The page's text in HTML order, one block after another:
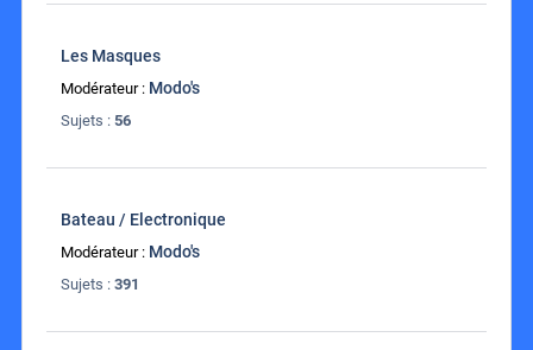
Les Masques
Modérateur : Modo's
Sujets : 56
Bateau / Electronique
Modérateur : Modo's
Sujets : 391